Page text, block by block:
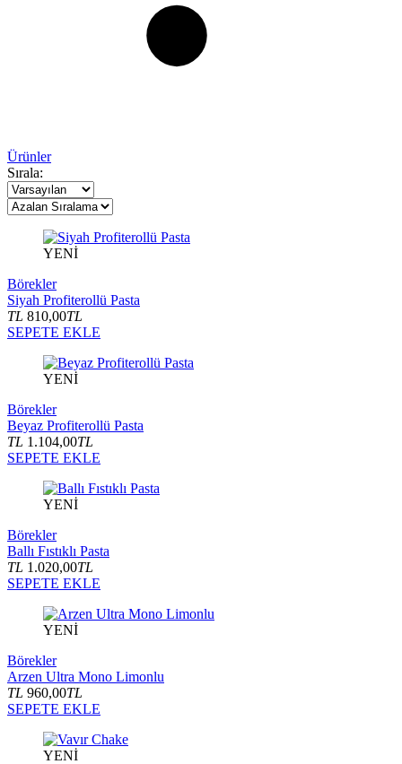
Ürünler
Sırala:
YENİ
Börekler
Siyah Profiterollü Pasta
TL 810,00TL
SEPETE EKLE
YENİ
Börekler
Beyaz Profiterollü Pasta
TL 1.104,00TL
SEPETE EKLE
YENİ
Börekler
Ballı Fıstıklı Pasta
TL 1.020,00TL
SEPETE EKLE
YENİ
Börekler
Arzen Ultra Mono Limonlu
TL 960,00TL
SEPETE EKLE
YENİ